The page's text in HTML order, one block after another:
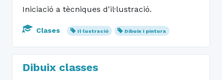
Iniciació a tècniques d'il·lustració.
Clases Il·lustració Dibuix i pintura
Dibuix classes